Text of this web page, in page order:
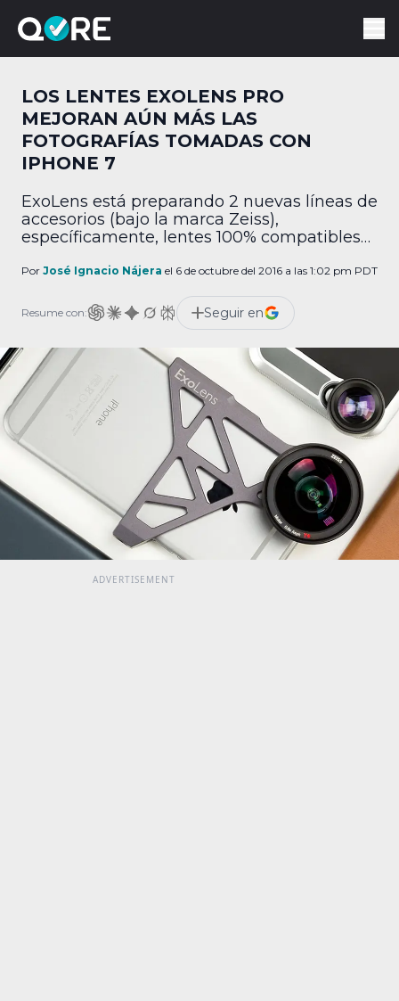
LOS LENTES EXOLENS PRO
MEJORAN AÚN MÁS LAS
FOTOGRAFÍAS TOMADAS CON
IPHONE 7
ExoLens está preparando 2 nuevas líneas de
accesorios (bajo la marca Zeiss),
específicamente, lentes 100% compatibles
empujón a la cámara que incluye. Exolens
lentes: Wide, Telephoto y Macro-Zooms.
Cada uno tiene una montura de aluminio (a
la que se […]
Por José Ignacio Nájera el 6 de octubre del 2016 a las 1:02 pm PDT
Resume con: Seguir en